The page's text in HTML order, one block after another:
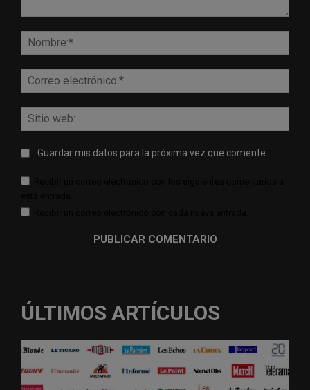
Guardar mis datos para la próxima vez que comente
ÚLTIMOS ARTÍCULOS